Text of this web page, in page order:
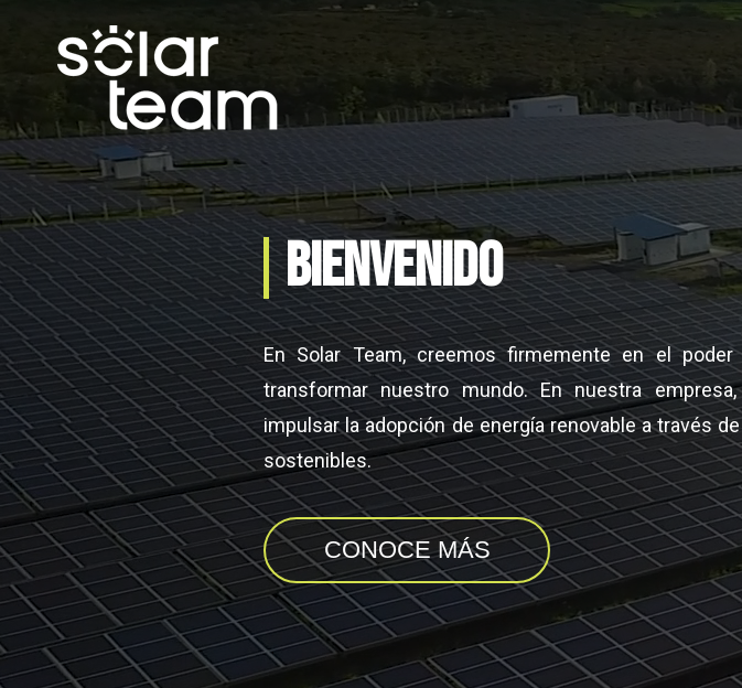
BIENVENIDO
En Solar Team, creemos firmemente en el
transformar nuestro mundo. En nuestra
impulsar la adopción de energía renovable a través
sostenibles.
CONOCE MÁS